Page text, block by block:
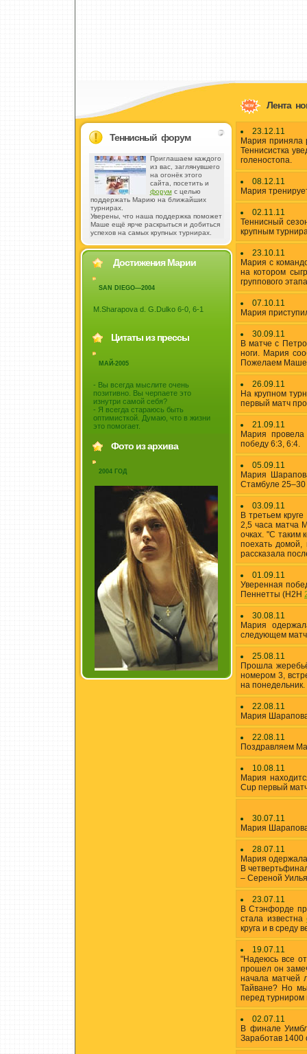
Теннисный форум
Приглашаем каждого
из вас, заглянувшего
на огонёк этого
сайта, посетить и
форумс целью
поддержать Марию на ближайших
турнирах.
Уверены, что наша поддержка поможет
Маше ещё ярче раскрыться и добиться
успехов на самых крупных турнирах.
Достижения Марии
SAN DIEGO—2004
M.Sharapova d. G.Dulko 6-0, 6-1
Цитаты из прессы
МАЙ-2005
- Вы всегда мыслите очень
позитивно. Вы черпаете это
изнутри самой себя?
- Я всегда стараюсь быть
оптимисткой. Думаю, что в жизни
это помогает.
Фото из архива
2004 ГОД
Лента
23.12.11
Мария приняла
Теннисистка
голеностопа.
08.12.11
Мария
02.11.11
Теннисный
крупным
23.10.11
Мария с
на котором
группового
07.10.11
Мария
30.09.11
В матче с
ноги. Мария
Пожелаем Маше
26.09.11
На крупном
первый матч
21.09.11
Мария
победу 6:3, 6:4.
05.09.11
Мария
Стамбуле 25–30
03.09.11
В третьем
2,5 часа матча
очках. "С таким
поехать домой,
рассказала
01.09.11
Уверенная
Пеннетты (H2H
30.08.11
Мария
следующем
25.08.11
Прошла
номером 3,
на понедельник.
22.08.11
Мария Шарапова
22.08.11
Поздравляем
10.08.11
Мария
Cup первый
30.07.11
Мария
28.07.11
Мария
В
– Сереной
23.07.11
В Стэнфорде
стала известна
круга и в среду
19.07.11
"Надеюсь все
прошел он
начала матчей
Тайване? Но
перед турниром
02.07.11
В финале
Заработав 1400